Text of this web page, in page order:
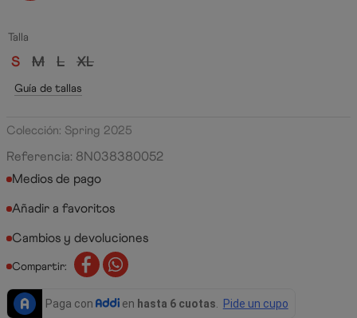
Talla
S M L XL
Guía de tallas
Colección: Spring 2025
Referencia: 8N038380052
Medios de pago
Cambios y devoluciones
Compartir: